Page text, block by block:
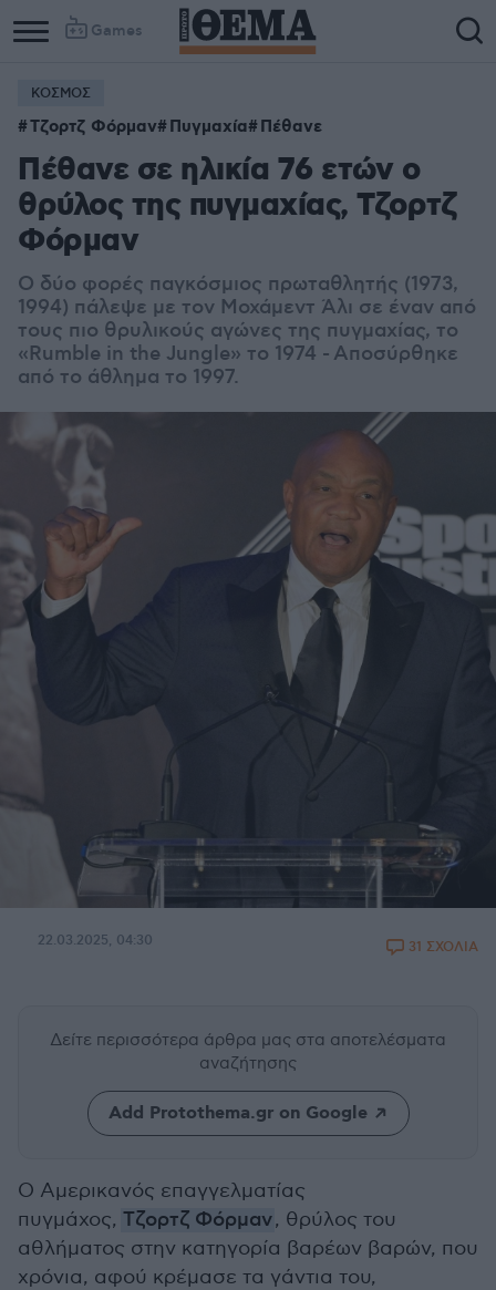
Games
ΚΟΣΜΟΣ
Τζορτζ Φόρμαν Πυγμαχία Πέθανε
Πέθανε σε ηλικία 76 ετών ο
θρύλος της πυγμαχίας, Τζορτζ
Φόρμαν
Ο δύο φορές παγκόσμιος πρωταθλητής (1973,
1994) πάλεψε με τον Μοχάμεντ Άλι σε έναν από
τους πιο θρυλικούς αγώνες της πυγμαχίας, το
«Rumble in the Jungle» το 1974 - Αποσύρθηκε
από το άθλημα το 1997.
22.03.2025, 04:30 31 ΣΧΟΛΙΑ
Δείτε περισσότερα άρθρα μας στα αποτελέσματα
αναζήτησης
Add Protothema.gr on Google
Ο Αμερικανός επαγγελματίας
πυγμάχος, Τζορτζ Φόρμαν, θρύλος του
αθλήματος στην κατηγορία βαρέων βαρών, που
χρόνια, αφού κρέμασε τα γάντια του,